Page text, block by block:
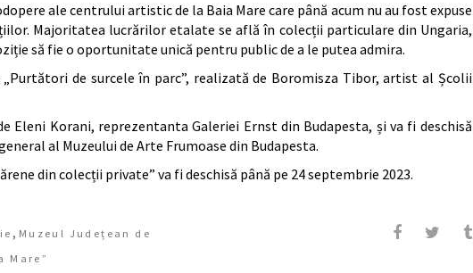
ale centrului artistic de la Baia Mare care până acum nu au fost expuse
Majoritatea lucrărilor etalate se află în colecții particulare din Ungaria,
să fie o oportunitate unică pentru public de a le putea admira.
de surcele în parc”, realizată de Boromisza Tibor, artist al Școlii
Eleni Korani, reprezentanta Galeriei Ernst din Budapesta, și va fi deschisă
al Muzeului de Arte Frumoase din Budapesta.
din colecții private” va fi deschisă până pe 24 septembrie 2023.
, Muzeul Județean de
Mare”